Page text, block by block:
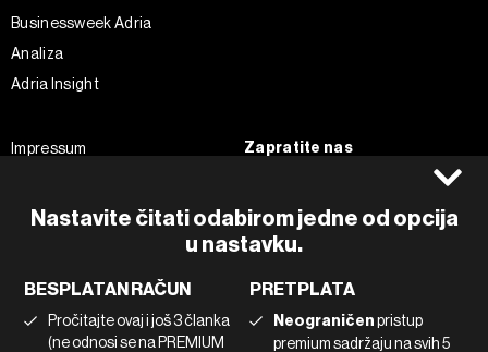
Nastavite čitati odabirom jedne od opcija
u nastavku.
BESPLATAN RAČUN
Pročitajte ovaj i još 3 članka
(ne odnosi se na PREMIUM
PRETPLATA
Neograničenpristup
premium sadržaju na svih 5
Businessweek Adria
Analiza
Adria Insight
Impressum
Pravila privatnosti
Korištenje umjetne inteligencije
Zapratite nas
Instagram
Twitter
Tiktok